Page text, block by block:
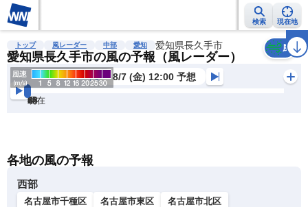
検索 現在地
雨雲レーダー 台風情報 地震情報 警報・注意報 2週間天気 ラ
トップ 風レーダー 中部 愛知 愛知県長久手市
愛知県長久手市の風の予報（風レーダー）
風
8/7 (金) 12:00 予想
現在
6h
12
24
36
48
60
72
各地の風の予報
西部
名古屋市千種区 名古屋市東区
名古屋市北区